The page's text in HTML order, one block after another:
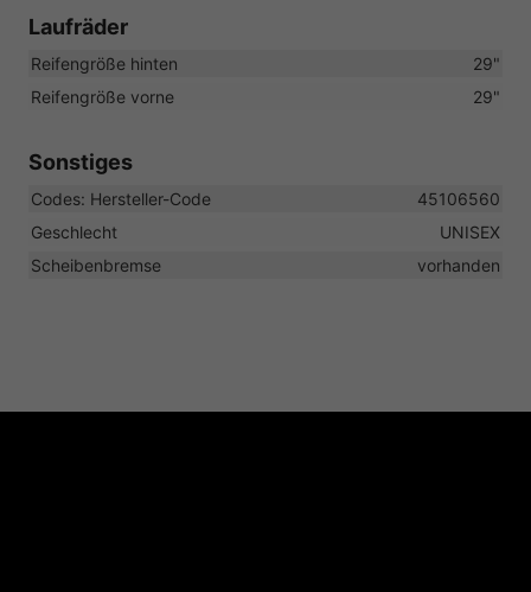
Laufräder
Reifengröße hinten
29"
Reifengröße vorne
29"
Sonstiges
Codes: Hersteller-Code
45106560
Geschlecht
UNISEX
Scheibenbremse
vorhanden